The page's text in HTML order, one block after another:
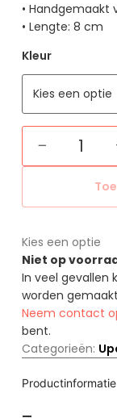
• Handgemaakt
• Lengte: 8 cm
Kleur
−
Kies een optie
Niet op
In veel gevallen
worden
Neem contact
bent.
Categorieën:
Productinformatie